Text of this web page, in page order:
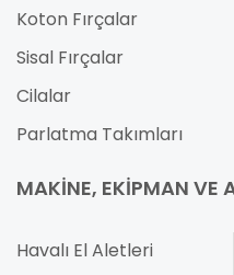
Koton Fırçalar
Sisal Fırçalar
Cilalar
Parlatma Takımları
MAKINE, EKIPMAN VE
Havalı El Aletleri